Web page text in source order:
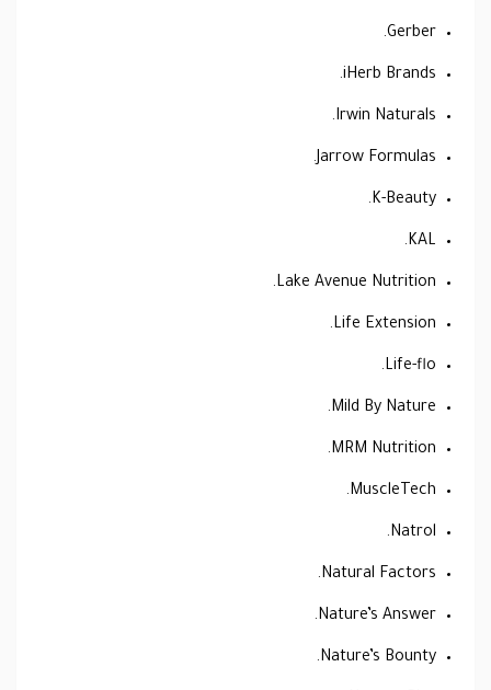
Gerber.
iHerb Brands.
Irwin Naturals.
Jarrow Formulas.
K-Beauty.
KAL.
Lake Avenue Nutrition.
Life Extension.
Life-flo.
Mild By Nature.
MRM Nutrition.
MuscleTech.
Natrol.
Natural Factors.
Nature’s Answer.
Nature’s Bounty.